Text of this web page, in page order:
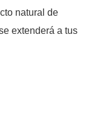
natural de
extenderá a tus